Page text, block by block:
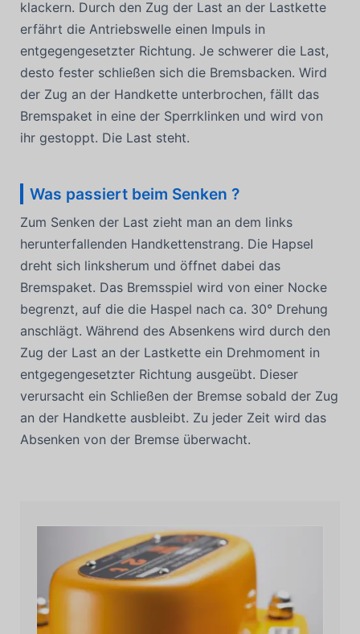
klackern. Durch den Zug der Last an der Lastkette
erfährt die Antriebswelle einen Impuls in
entgegengesetzter Richtung. Je schwerer die Last,
desto fester schließen sich die Bremsbacken. Wird
der Zug an der Handkette unterbrochen, fällt das
Bremspaket in eine der Sperrklinken und wird von
ihr gestoppt. Die Last steht.
Was passiert beim Senken ?
Zum Senken der Last zieht man an dem links
herunterfallenden Handkettenstrang. Die Hapsel
dreht sich linksherum und öffnet dabei das
Bremspaket. Das Bremsspiel wird von einer Nocke
begrenzt, auf die die Haspel nach ca. 30° Drehung
anschlägt. Während des Absenkens wird durch den
Zug der Last an der Lastkette ein Drehmoment in
entgegengesetzter Richtung ausgeübt. Dieser
verursacht ein Schließen der Bremse sobald der Zug
an der Handkette ausbleibt. Zu jeder Zeit wird das
Absenken von der Bremse überwacht.